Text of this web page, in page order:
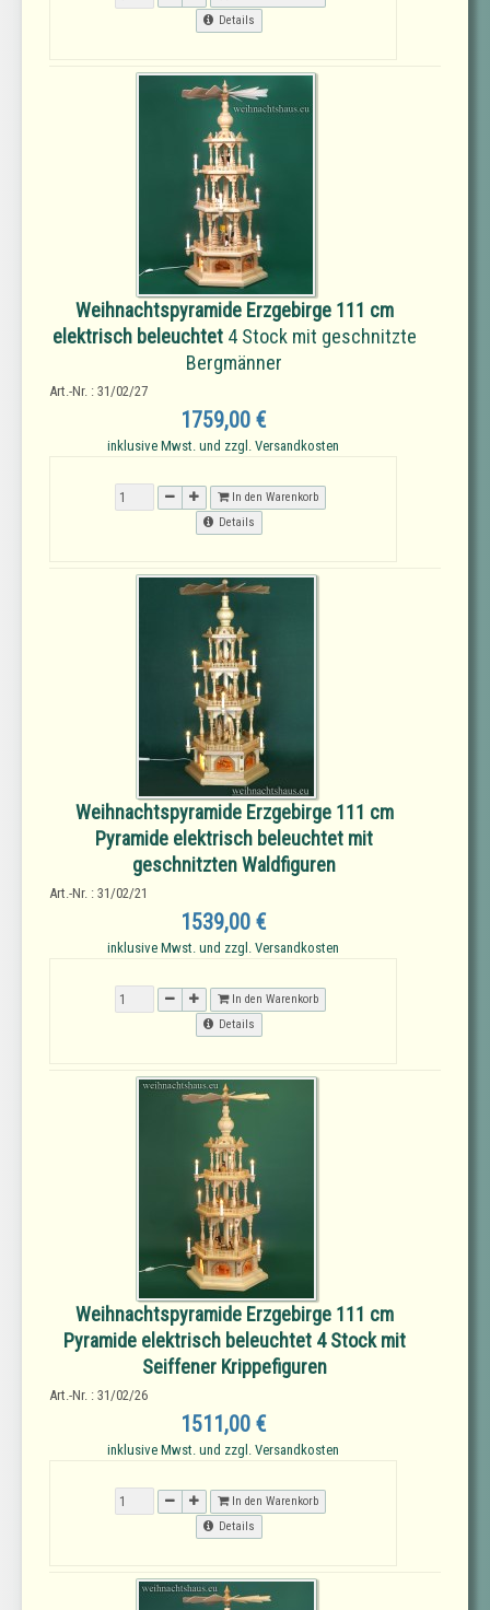
Details
Weihnachtspyramide Erzgebirge 111 cm
elektrisch beleuchtet4 Stock mit geschnitzte
Bergmänner
Art.-Nr. : 31/02/27
1759,00 €
inklusive Mwst. und zzgl. Versandkosten
In den Warenkorb
Details
Weihnachtspyramide Erzgebirge 111 cm
Pyramide elektrisch beleuchtet mit
geschnitzten Waldfiguren
Art.-Nr. : 31/02/21
1539,00 €
inklusive Mwst. und zzgl. Versandkosten
In den Warenkorb
Details
Weihnachtspyramide Erzgebirge 111 cm
Pyramide elektrisch beleuchtet 4 Stock mit
Seiffener Krippefiguren
Art.-Nr. : 31/02/26
1511,00 €
inklusive Mwst. und zzgl. Versandkosten
In den Warenkorb
Details